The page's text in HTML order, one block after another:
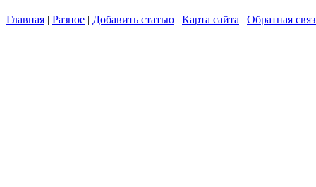
Главная | Разное | Добавить статью | Карта сайта | Обратная